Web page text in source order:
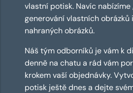
vlastní potisk. Navíc nabízíme
generování vlastních obrázků
nahraných obrázků.
Náš tým odborníků je vám k
denně na chatu a rád vám
krokem vaší objednávky.
potisk ještě dnes a dejte